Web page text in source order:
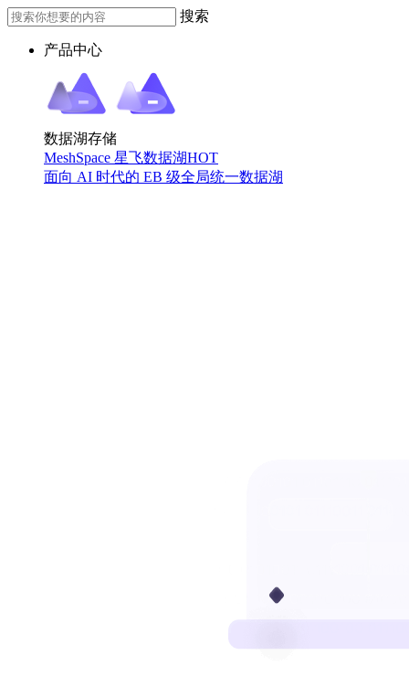
搜索
产品中心
数据湖存储
MeshSpace 星飞数据湖HOT
面向 AI 时代的 EB 级全局统一数据湖